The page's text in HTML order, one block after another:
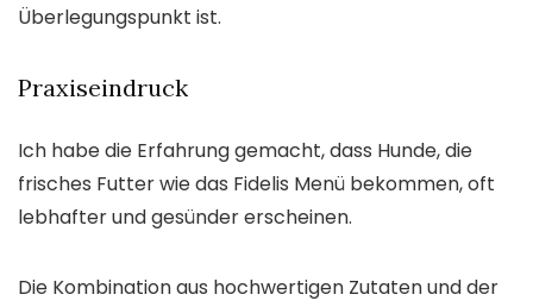
Überlegungspunkt ist.
Praxiseindruck
Ich habe die Erfahrung gemacht, dass Hunde, die
frisches Futter wie das Fidelis Menü bekommen, oft
lebhafter und gesünder erscheinen.
Die Kombination aus hochwertigen Zutaten und der